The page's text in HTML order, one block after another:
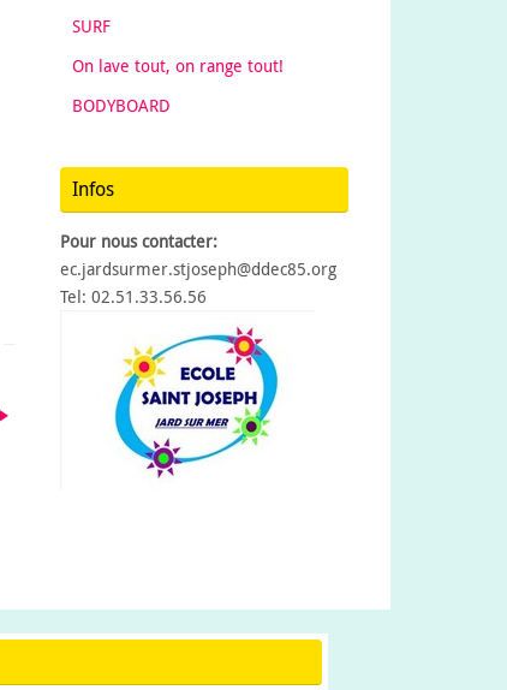
SURF
On lave tout, on range tout!
BODYBOARD
Infos
Pour nous contacter:
ec.jardsurmer.stjoseph@ddec85.org
Tel: 02.51.33.56.56